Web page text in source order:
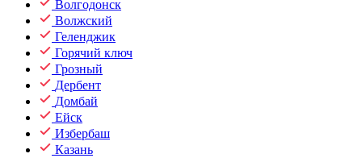
Волгодонск
Волжский
Геленджик
Горячий ключ
Грозный
Дербент
Домбай
Ейск
Избербаш
Казань